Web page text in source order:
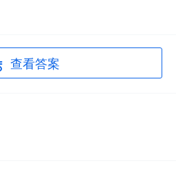
查看答案